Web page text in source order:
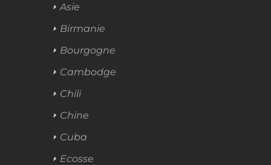
Asie
Birmanie
Bourgogne
Cambodge
Chili
Chine
Cuba
Ecosse